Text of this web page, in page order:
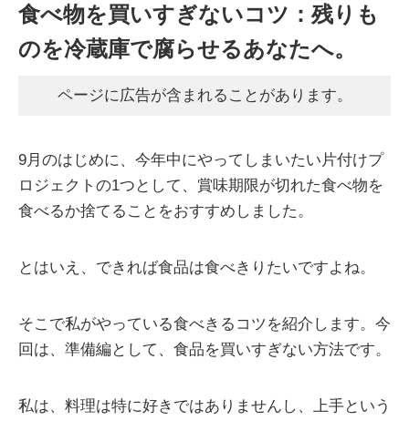
食べ物を買いすぎないコツ：残りも
のを冷蔵庫で腐らせるあなたへ。
ページに広告が含まれることがあります。
9月のはじめに、今年中にやってしまいたい片付けプ
ロジェクトの1つとして、賞味期限が切れた食べ物を
食べるか捨てることをおすすめしました。
とはいえ、できれば食品は食べきりたいですよね。
そこで私がやっている食べきるコツを紹介します。今
回は、準備編として、食品を買いすぎない方法です。
私は、料理は特に好きではありませんし、上手という